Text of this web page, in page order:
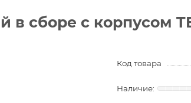
сборе с корпусом
Код товара